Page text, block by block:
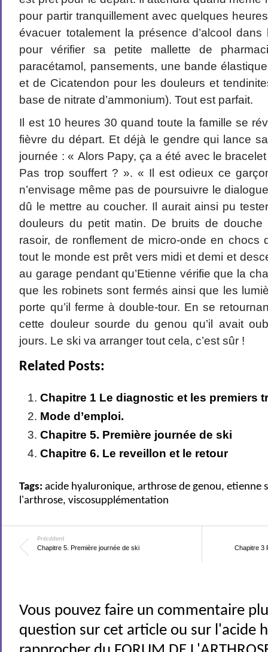
pour partir tranquillement avec quelques
évacuer totalement la présence d’alcool
pour vérifier sa petite mallette de
paracétamol, pansements, une bande
et de Cicatendon pour les douleurs et
base de nitrate d’ammonium). Tout est parfait.
Il est 10 heures 30 quand toute la famille se
fièvre du départ. Et déjà le gendre qui lance
journée : « Alors Papy, ça a été avec le
Pas trop souffert ? ». « Il est odieux ce
n’envisage même pas de poursuivre le
dû le mettre au coucher. Il aurait ainsi pu
douleurs du petit matin. De bruits de douche
rasoir, de ronflement de micro-onde en chocs
tout le monde est prêt vers midi et demi et
au garage pendant qu’Etienne vérifie que la
que les robinets sont fermés ainsi que les
porte qu’il ferme à double-tour. En se
cette douleur sourde du genou qu’il avait
jours. Le ski va arranger tout cela, c’est sûr !
Related Posts:
Chapitre 1 Le diagnostic et les premiers
Mode d’emploi.
Chapitre 5. Première journée de ski
Chapitre 6. Le reveillon et le retour
Tags:acide hyaluronique,arthrose de genou,etienne
l'arthrose,viscosupplémentation
Précédent
Chapitre 5. Première journée de ski Chapitre 3
Vous pouvez faire un commentaire
question sur cet article ou sur l'acide